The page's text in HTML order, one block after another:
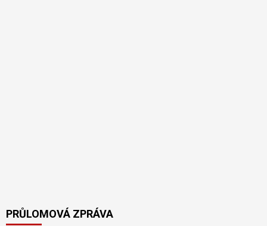
PRŮLOMOVÁ ZPRÁVA